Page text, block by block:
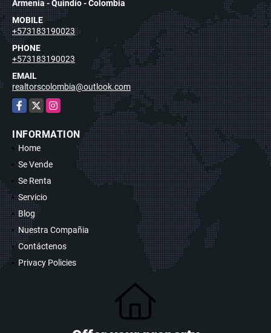
Armenia - Quindío - Colombia
MOBILE
+573183190023
PHONE
+573183190023
EMAIL
realtorscolombia@outlook.com
Facebook
X Instagram
INFORMATION
Home
Se Vende
Se Renta
Servicio
Blog
Nuestra Compañia
Contáctenos
Privacy Policies